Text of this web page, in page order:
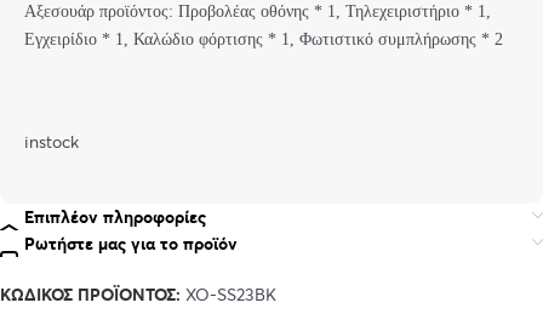
Αξεσουάρ προϊόντος: Προβολέας οθόνης * 1, Τηλεχειριστήριο * 1,
Εγχειρίδιο * 1, Καλώδιο φόρτισης * 1, Φωτιστικό συμπλήρωσης * 2
instock
Επιπλέον πληροφορίες
Ρωτήστε μας για το προϊόν
ΚΩΔΙΚΌΣ ΠΡΟΪΌΝΤΟΣ: XO-SS23BK